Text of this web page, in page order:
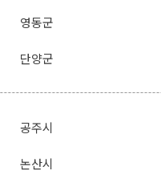
영동군
단양군
공주시
논산시